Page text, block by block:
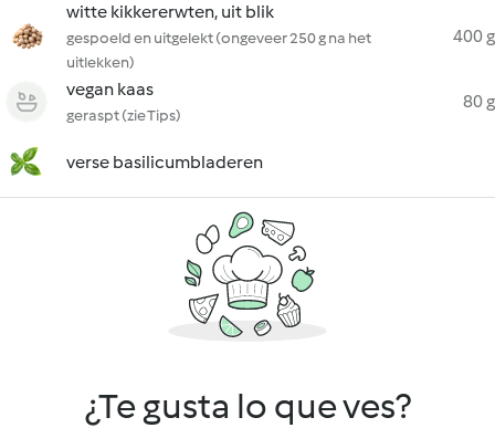
witte kikkererwten, uit blik
gespoeld en uitgelekt (ongeveer 250 g na het
uitlekken)
400 g
vegan kaas
geraspt (zie Tips)
80 g
verse basilicumbladeren
¿Te gusta lo que ves?